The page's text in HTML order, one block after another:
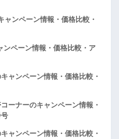
ンペーン情報・価格比較・
ペーン情報・価格比較・ア
ャンペーン情報・価格比較・
ナーのキャンペーン情報・
ャンペーン情報・価格比較・